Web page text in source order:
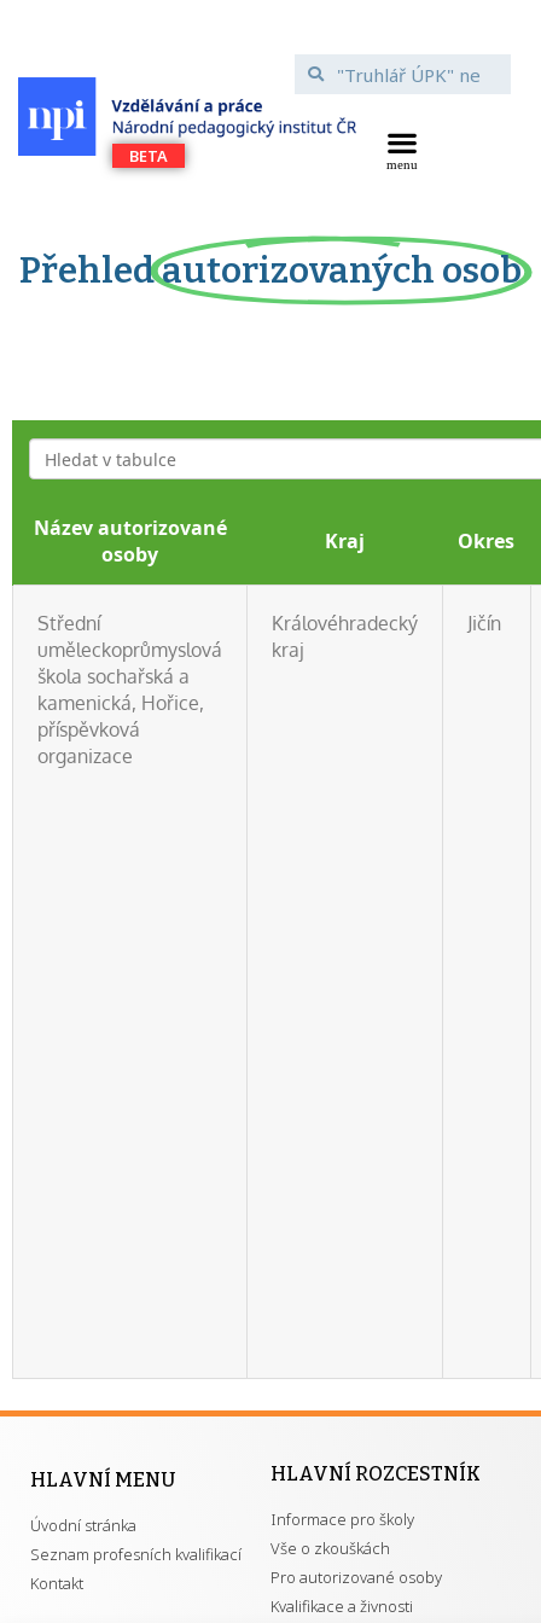
Přehledautorizovaných osob
Název autorizované
osoby
Kraj Okres
Střední
uměleckoprůmyslová
škola sochařská a
kamenická, Hořice,
příspěvková
organizace
Královéhradecký
kraj
Jičín
HLAVNÍ MENU
Úvodní stránka
Seznam profesních kvalifikací
Kontakt
HLAVNÍ ROZCESTNÍK
Informace pro školy
Vše o zkouškách
Pro autorizované osoby
Kvalifikace a živnosti